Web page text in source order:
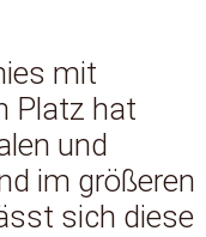
mit
Platz hat
und
im größeren
sich diese